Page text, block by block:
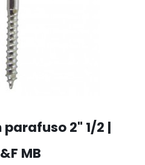
2" 1/2 |
MB